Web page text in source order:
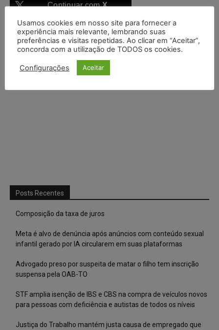
Continuar comX
Posts Recentes
Composição da taxa de juros
Meta é alvo de denúncia após anúncios com conteúdo sexual
infantil gerado por IA circularem em suas plataformas
Advogado preso por suspeita de matar o filho tem inscrição
suspensa pela OAB-TO
STF amplia isenção de IBS e CBS na compra de veículos novos
para pessoas com deficiência e autistas de todos os níveis
Justiça do Trabalho mantém justa causa de empregado que
Usamos cookies em nosso site para fornecer a
experiência mais relevante, lembrando suas
preferências e visitas repetidas. Ao clicar em “Aceitar”,
concorda com a utilização de TODOS os cookies.
Configurações Aceitar